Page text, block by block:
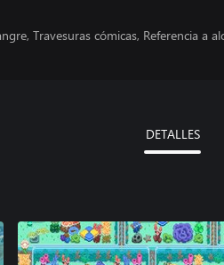
Travesuras cómicas, Referencia a
DETALLES